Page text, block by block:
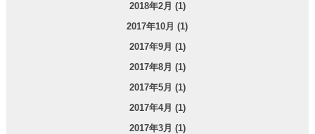
2018年2月 (1)
2017年10月 (1)
2017年9月 (1)
2017年8月 (1)
2017年5月 (1)
2017年4月 (1)
2017年3月 (1)